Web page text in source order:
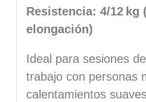
Resistencia: 4/12kg
elongación)
Ideal para sesiones
trabajo con personas
calentamientos